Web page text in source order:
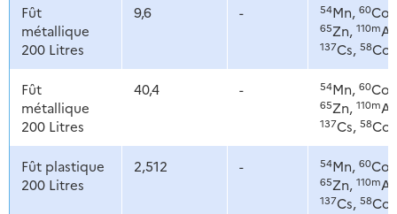
Fût
métallique
200 Litres
9,6 - 54Mn, 60Co,
65Zn, 110m
137Cs, 58Co
Fût
métallique
200 Litres
40,4 - 54Mn, 60Co,
65Zn, 110m
137Cs, 58Co
Fût plastique
200 Litres
2,512 - 54Mn, 60Co,
65Zn, 110m
137Cs, 58Co